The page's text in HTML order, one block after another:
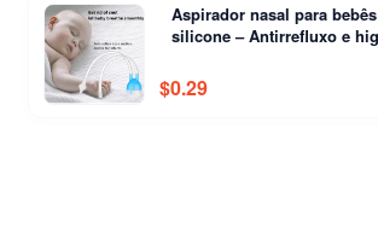
Aspirador nasal para
silicone – Antirrefluxo e
$0.29